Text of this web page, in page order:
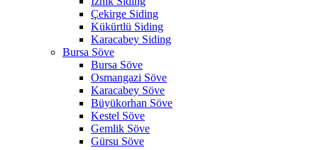
Çekirge Siding
Kükürtlü Siding
Karacabey Siding
Bursa Söve
Bursa Söve
Osmangazi Söve
Karacabey Söve
Büyükorhan Söve
Kestel Söve
Gemlik Söve
Gürsu Söve